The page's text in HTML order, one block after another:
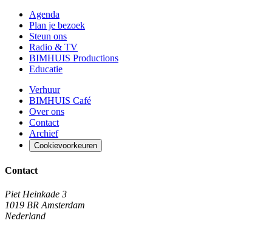
Agenda
Plan je bezoek
Steun ons
Radio & TV
BIMHUIS Productions
Educatie
Verhuur
BIMHUIS Café
Over ons
Contact
Archief
Cookievoorkeuren
Contact
Piet Heinkade 3
1019 BR Amsterdam
Nederland